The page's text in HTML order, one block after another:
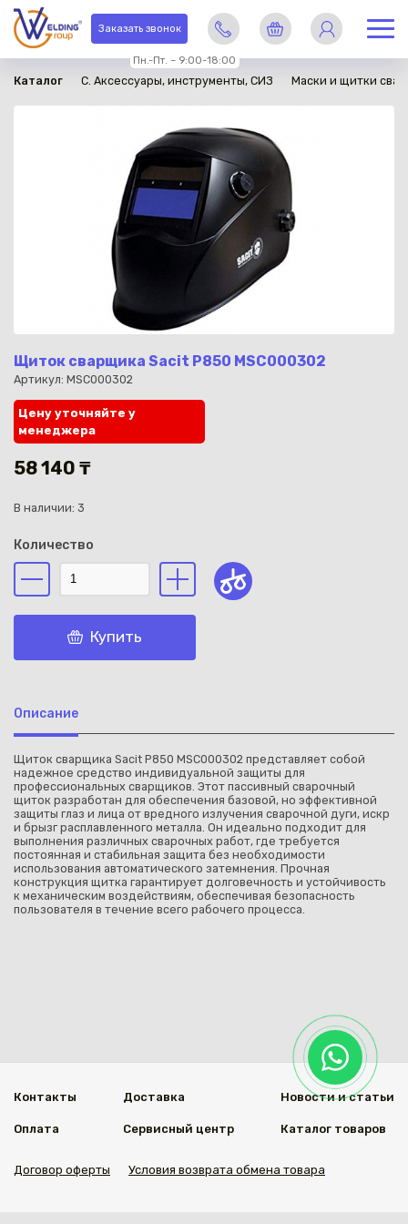
Заказать звонок
Пн.-Пт. – 9:00-18:00
Каталог C. Аксессуары, инструменты, СИЗ Маски и щитки
Щиток сварщика Sacit P850 MSC000302
Артикул: MSC000302
в наличии
Цену уточняйте у
менеджера
58 140 ₸
В наличии: 3
Количество
Купить
Описание
Щиток сварщика Sacit P850 MSC000302 представляет собой
надежное средство индивидуальной защиты для
профессиональных сварщиков. Этот пассивный сварочный
щиток разработан для обеспечения базовой, но эффективной
защиты глаз и лица от вредного излучения сварочной дуги, искр
и брызг расплавленного металла. Он идеально подходит для
выполнения различных сварочных работ, где требуется
постоянная и стабильная защита без необходимости
использования автоматического затемнения. Прочная
конструкция щитка гарантирует долговечность и устойчивость
к механическим воздействиям, обеспечивая безопасность
пользователя в течение всего рабочего процесса.
Контакты
Оплата
Доставка
Сервисный центр
Новости и статьи
Каталог товаров
Договор оферты Условия возврата обмена товара